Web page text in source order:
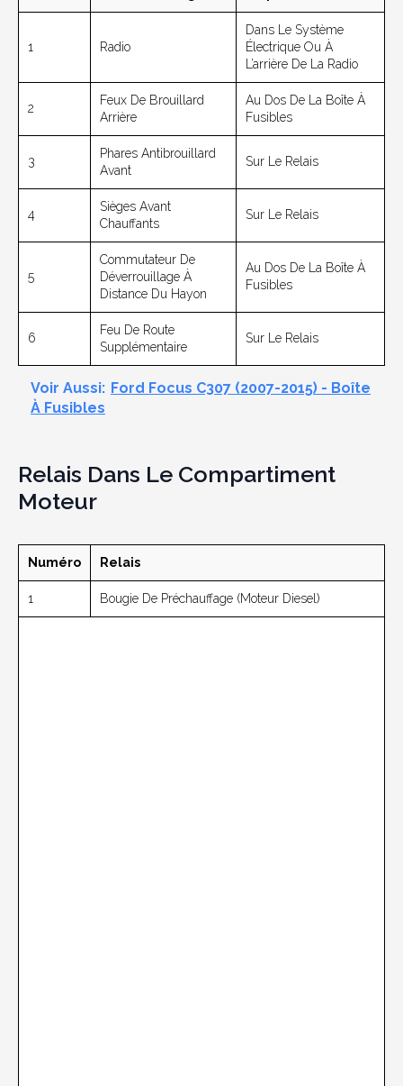
1 Radio
Dans Le Système
Électrique Ou À
L’arrière De La Radio
2
Feux De Brouillard
Arrière
Au Dos De La Boîte À
Fusibles
3
Phares Antibrouillard
Avant
Sur Le Relais
4
Sièges Avant
Chauffants
Sur Le Relais
5
Commutateur De
Déverrouillage À
Distance Du Hayon
Au Dos De La Boîte À
Fusibles
6
Feu De Route
Supplémentaire
Sur Le Relais
Voir Aussi: Ford Focus C307 (2007-2015) - Boîte
À Fusibles
Relais Dans Le Compartiment
Moteur
Numéro Relais
1 Bougie De Préchauffage (moteur Diesel)